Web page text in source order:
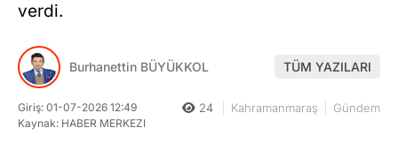
verdi.
Burhanettin BÜYÜKKOL TÜM YAZILARI
Giriş: 01-07-2026 12:49
Kaynak: HABER MERKEZI
24 Kahramanmaraş Gündem